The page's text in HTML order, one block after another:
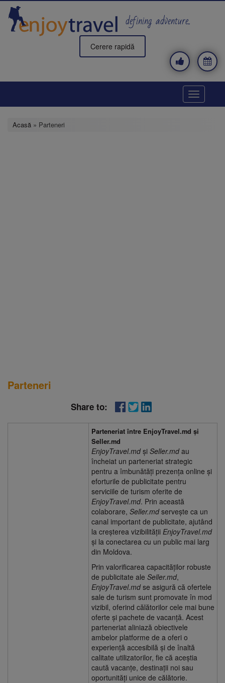
Mergi
conţinutul
principal
defining adventure..
Cerere rapidă
Toggle
Acasă » Parteneri
Parteneri
Share to:
Parteneriat între EnjoyTravel.md și
Seller.md
EnjoyTravel.mdși Seller.mdau
încheiat un parteneriat strategic
pentru a îmbunătăți prezența online și
eforturile de publicitate pentru
serviciile de turism oferite de
EnjoyTravel.md. Prin această
colaborare, Seller.md servește ca un
canal important de publicitate, ajutând
la creșterea vizibilității EnjoyTravel.md
și la conectarea cu un public mai larg
din Moldova.
Prin valorificarea capacităților robuste
de publicitate ale Seller.md,
EnjoyTravel.mdse asigură că ofertele
sale de turism sunt promovate în mod
vizibil, oferind călătorilor cele mai bune
oferte și pachete de vacanță. Acest
parteneriat aliniază obiectivele
ambelor platforme de a oferi o
experiență accesibilă și de înaltă
calitate utilizatorilor, fie că aceștia
caută vacanțe, destinații noi sau
oportunități unice de călătorie.